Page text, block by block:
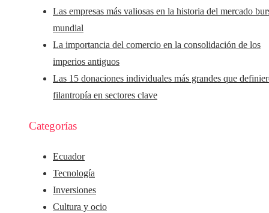
Las empresas más valiosas en la historia del mercado
mundial
La importancia del comercio en la consolidación de los
imperios antiguos
Las 15 donaciones individuales más grandes que
filantropía en sectores clave
Categorías
Ecuador
Tecnología
Inversiones
Cultura y ocio